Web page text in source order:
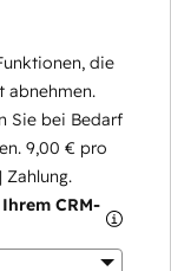
die
abnehmen.
Sie bei Bedarf
9,00 € pro
CRM-